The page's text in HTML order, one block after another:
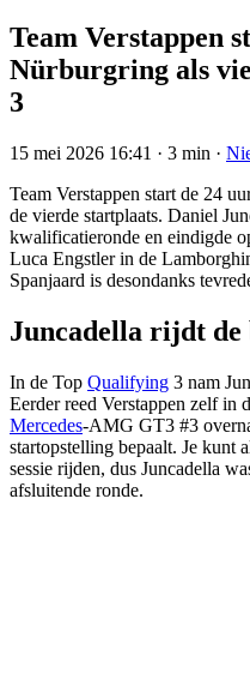
Team Verstappen
Nürburgring als
3
15 mei 2026 16:41 · 3 min ·
Team Verstappen start de 24
de vierde startplaats. Daniel
kwalificatieronde en eindigde
Luca Engstler in de
Spanjaard is desondanks
Juncadella rijdt de
In de Top Qualifying 3 nam
Eerder reed Verstappen zelf in
Mercedes-AMG GT3 #3
startopstelling bepaalt. Je kunt
sessie rijden, dus Juncadella
afsluitende ronde.